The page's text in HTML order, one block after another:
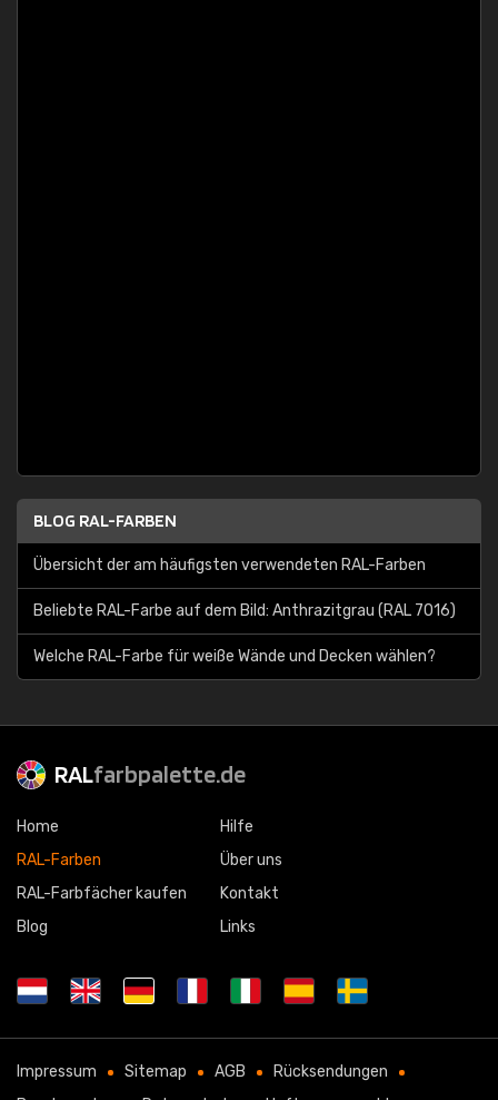
BLOG RAL-FARBEN
Übersicht der am häufigsten verwendeten RAL-Farben
Beliebte RAL-Farbe auf dem Bild: Anthrazitgrau (RAL 7016)
Welche RAL-Farbe für weiße Wände und Decken wählen?
RALfarbpalette.de
Home
RAL-Farben
RAL-Farbfächer kaufen
Blog
Hilfe
Über uns
Kontakt
Links
Impressum Sitemap AGB
Rücksendungen